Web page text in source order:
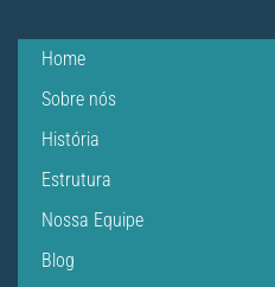
Home
Sobre nós
História
Estrutura
Nossa Equipe
Blog